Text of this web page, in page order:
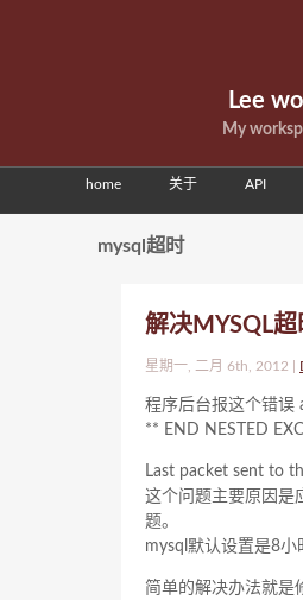
Lee
My
home 关于 API
mysql超时
解决MYSQL
星期一, 二月 6th, 2012 |
程序后台报这个错误
** END NESTED
Last packet sent to
这个问题主要原因是
题。
mysql默认设置是8小
简单的解决办法就是